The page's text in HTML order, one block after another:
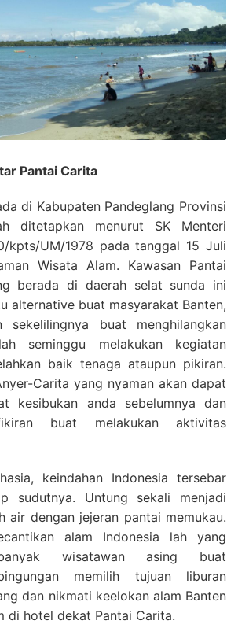
Pantai Carita
di Kabupaten Pandeglang Provinsi
ditetapkan menurut SK Menteri
kpts/UM/1978 pada tanggal 15 Juli
Wisata Alam. Kawasan Pantai
berada di daerah selat sunda ini
alternative buat masyarakat Banten,
sekelilingnya buat menghilangkan
seminggu melakukan kegiatan
baik tenaga ataupun pikiran.
Carita yang nyaman akan dapat
kesibukan anda sebelumnya dan
buat melakukan aktivitas
keindahan Indonesia tersebar
sudutnya. Untung sekali menjadi
air dengan jejeran pantai memukau.
alam Indonesia lah yang
wisatawan asing buat
memilih tujuan liburan
dan nikmati keelokan alam Banten
di hotel dekat Pantai Carita.